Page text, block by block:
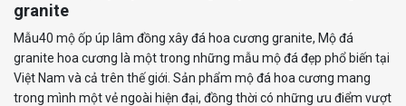
granite
Mẫu40 mộ ốp úp lâm đồng xây đá hoa cương granite, Mộ đá
granite hoa cương là một trong những mẫu mộ đá đẹp phổ biến tại
Việt Nam và cả trên thế giới. Sản phẩm mộ đá hoa cương mang
trong mình một vẻ ngoài hiện đại, đồng thời có những ưu điểm vượt